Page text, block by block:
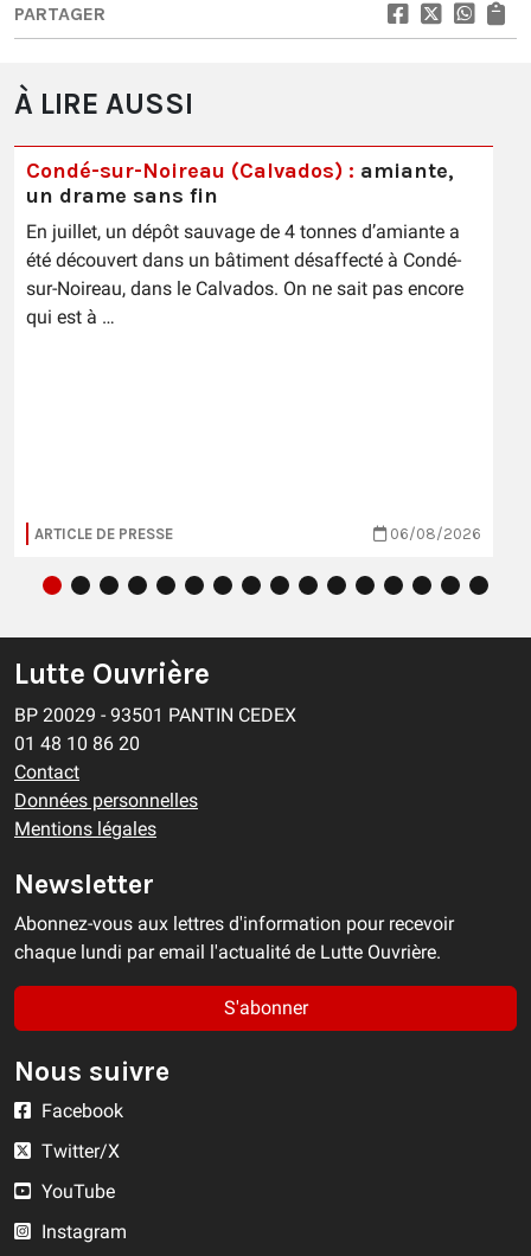
PARTAGER
À LIRE AUSSI
Condé-sur-Noireau (Calvados) : amiante,
un drame sans fin
En juillet, un dépôt sauvage de 4 tonnes d’amiante a
été découvert dans un bâtiment désaffecté à Condé-
sur-Noireau, dans le Calvados. On ne sait pas encore
qui est à …
ARTICLE DE PRESSE 06/08/2026
Lutte Ouvrière
BP 20029 - 93501 PANTIN CEDEX
01 48 10 86 20
Contact
Données personnelles
Mentions légales
Newsletter
Abonnez-vous aux lettres d'information pour recevoir
chaque lundi par email l'actualité de Lutte Ouvrière.
S'abonner
Nous suivre
Facebook
Twitter/X
YouTube
Instagram